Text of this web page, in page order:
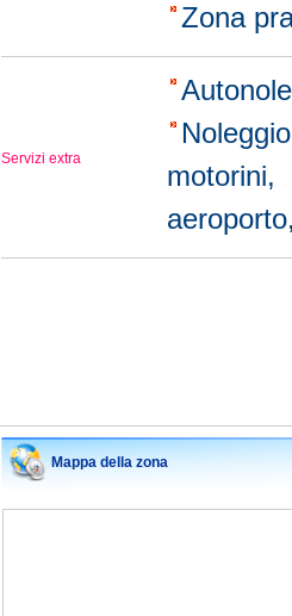
Zona
Servizi extra
motorini,
Mappa della zona